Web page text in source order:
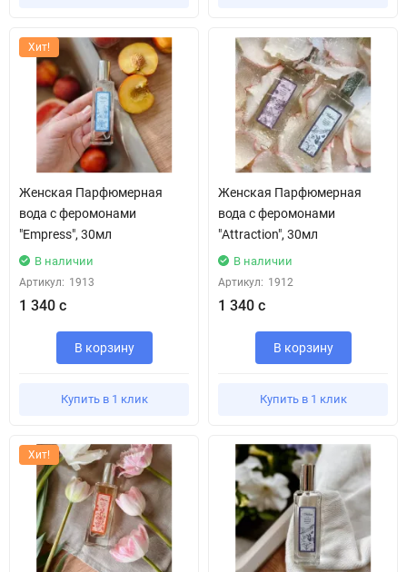
Хит!
Женская Парфюмерная
вода с феромонами
"Empress", 30мл
В наличии
Артикул: 1913
1 340 с
В корзину
Купить в 1 клик
Женская Парфюмерная
вода с феромонами
"Attraction", 30мл
В наличии
Артикул: 1912
1 340 с
В корзину
Купить в 1 клик
Хит!